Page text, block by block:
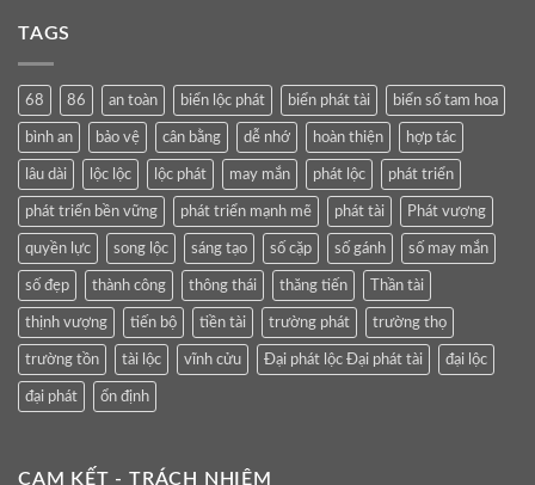
TAGS
68 86 an toàn biển lộc phát biển phát tài biển số tam hoa
bình an bảo vệ cân bằng dễ nhớ hoàn thiện hợp tác
lâu dài lộc lộc lộc phát may mắn phát lộc phát triển
phát triển bền vững phát triển mạnh mẽ phát tài Phát vượng
quyền lực song lộc sáng tạo số cặp số gánh số may mắn
số đẹp thành công thông thái thăng tiến Thần tài
thịnh vượng tiến bộ tiền tài trường phát trường thọ
trường tồn tài lộc vĩnh cửu Đại phát lộc Đại phát tài đại lộc
đại phát ổn định
CAM KẾT - TRÁCH NHIỆM